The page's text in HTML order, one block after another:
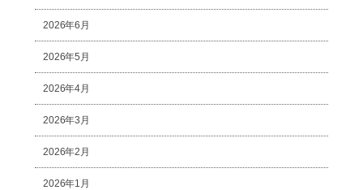
2026年6月
2026年5月
2026年4月
2026年3月
2026年2月
2026年1月